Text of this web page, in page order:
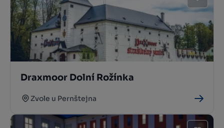
Draxmoor Dolní Rožínka
Zvole u Pernštejna